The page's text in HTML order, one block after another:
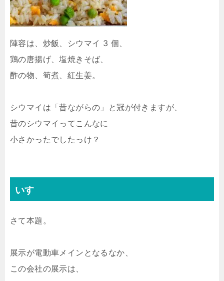
陣容は、炒飯、シウマイ 3 個、
鶏の唐揚げ、塩焼きそば、
酢の物、筍煮、紅生姜。
シウマイは「昔ながらの」と冠が付きますが、
昔のシウマイってこんなに
小さかったでしたっけ？
いすゞ
さて本題。
展示が電動車メインとなるなか、
この会社の展示は、